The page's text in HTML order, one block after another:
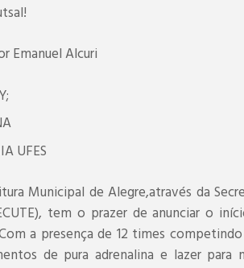
Emanuel Alcuri
UFES
Municipal de Alegre,através da
tem o prazer de anunciar o
a presença de 12 times
de pura adrenalina e lazer para